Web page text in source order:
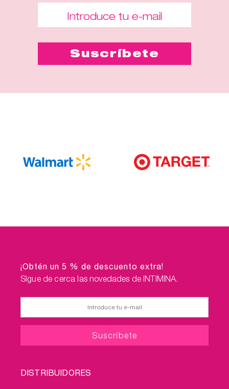
¡Obtén un 5 % de descuento extra!
Sigue de cerca las novedades de INTIMINA.
FOOTER
DISTRIBUIDORES